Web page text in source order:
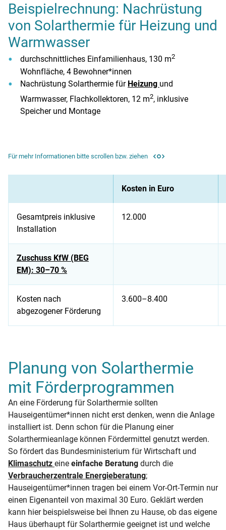
Beispielrechnung: Nachrüstung
von Solarthermie für Heizung und
Warmwasser
durchschnittliches Einfamilienhaus, 130 m2
Wohnfläche, 4 Bewohner*innen
Nachrüstung Solarthermie für Heizung und
Warmwasser, Flachkollektoren, 12 m2, inklusive
Speicher und Montage
Für mehr Informationen bitte scrollen bzw. ziehen
Kosten in Euro
Gesamtpreis inklusive
Installation
12.000
Zuschuss KfW (BEG
EM): 30–70 %
Kosten nach
abgezogener Förderung
3.600–8.400
Planung von Solarthermie
mit Förderprogrammen
An eine Förderung für Solarthermie sollten
Hauseigentümer*innen nicht erst denken, wenn die Anlage
installiert ist. Denn schon für die Planung einer
Solarthermieanlage können Fördermittel genutzt werden.
So fördert das Bundesministerium für Wirtschaft und
Klimaschutz eine einfache Beratung durch die
Verbraucherzentrale Energieberatung;
Hauseigentümer*innen tragen bei einem Vor-Ort-Termin nur
einen Eigenanteil von maximal 30 Euro. Geklärt werden
kann hier beispielsweise bei Ihnen zu Hause, ob das eigene
Haus überhaupt für Solarthermie geeignet ist und welche